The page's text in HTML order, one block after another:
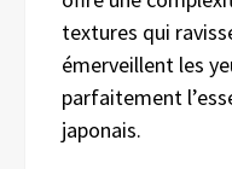
textures qui
émerveillent les
parfaitement
japonais.